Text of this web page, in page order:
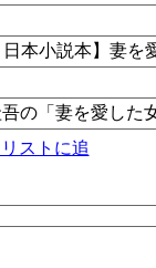
本小説本】妻
の「妻を愛した